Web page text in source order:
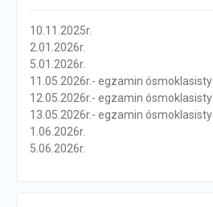
10.11.2025r.
2.01.2026r.
5.01.2026r.
11.05.2026r.- egzamin ósmoklasisty
12.05.2026r.- egzamin ósmoklasisty
13.05.2026r.- egzamin ósmoklasisty
1.06.2026r.
5.06.2026r.